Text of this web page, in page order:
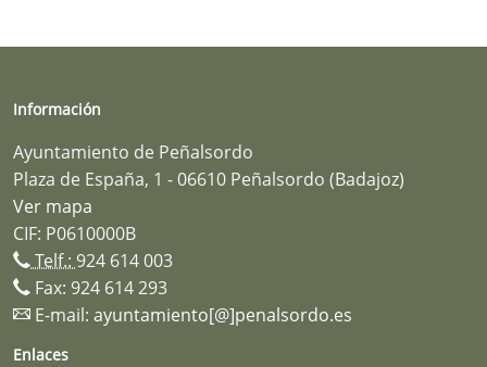
Información
Ayuntamiento de Peñalsordo
Plaza de España, 1 - 06610 Peñalsordo (Badajoz)
Ver mapa
CIF: P0610000B
Telf.: 924 614 003
Fax: 924 614 293
E-mail: ayuntamiento[@]penalsordo.es
Enlaces